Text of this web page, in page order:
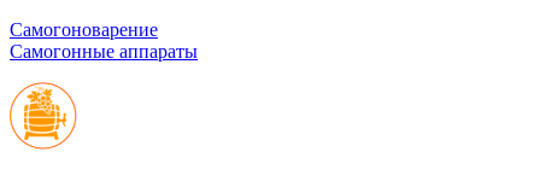
Cамогоноварение
Самогонные аппараты